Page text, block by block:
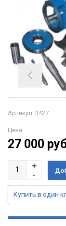
Артикул: 3427
Цена:
27 000